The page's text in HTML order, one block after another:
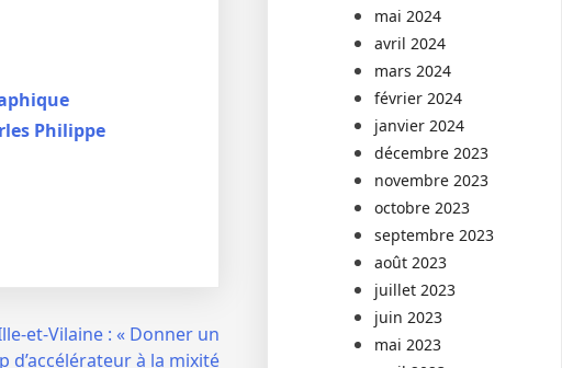
Philippe
et-Vilaine : « Donner un
d’accélérateur à la mixité
mai 2024
avril 2024
mars 2024
février 2024
janvier 2024
décembre 2023
novembre 2023
octobre 2023
septembre 2023
août 2023
juillet 2023
juin 2023
mai 2023